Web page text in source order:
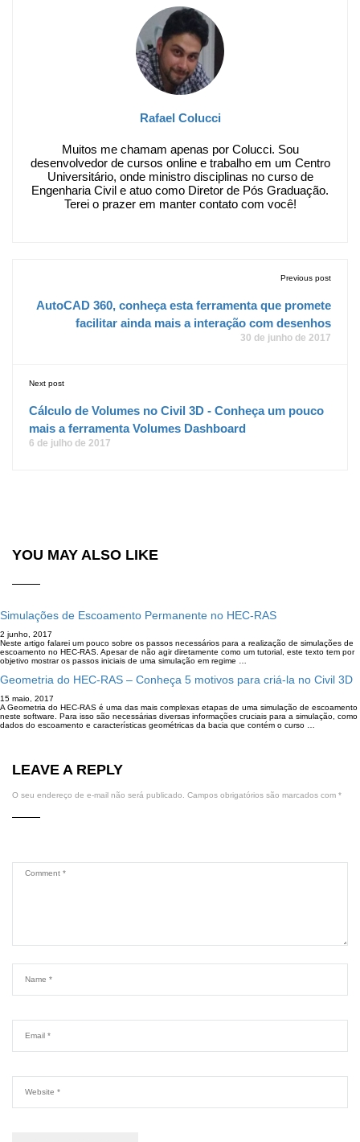
Rafael Colucci
Muitos me chamam apenas por Colucci. Sou
desenvolvedor de cursos online e trabalho em um Centro
Universitário, onde ministro disciplinas no curso de
Engenharia Civil e atuo como Diretor de Pós Graduação.
Terei o prazer em manter contato com você!
Previous post
AutoCAD 360, conheça esta ferramenta que promete
facilitar ainda mais a interação com desenhos
30 de junho de 2017
Next post
Cálculo de Volumes no Civil 3D - Conheça um pouco
mais a ferramenta Volumes Dashboard
6 de julho de 2017
YOU MAY ALSO LIKE
Simulações de Escoamento Permanente no HEC-RAS
2 junho, 2017
Neste artigo falarei um pouco sobre os passos necessários para a realização de simulações de
escoamento no HEC-RAS. Apesar de não agir diretamente como um tutorial, este texto tem por
objetivo mostrar os passos iniciais de uma simulação em regime …
Geometria do HEC-RAS – Conheça 5 motivos para criá-la no Civil 3D
15 maio, 2017
A Geometria do HEC-RAS é uma das mais complexas etapas de uma simulação de escoamento
neste software. Para isso são necessárias diversas informações cruciais para a simulação, como
dados do escoamento e características geométricas da bacia que contém o curso …
LEAVE A REPLY
O seu endereço de e-mail não será publicado. Campos obrigatórios são marcados com *